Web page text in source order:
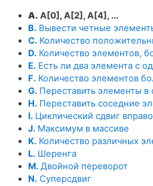
A. A[0], A[2], A[4], ...
B. Вывести четные
C. Количество
D. Количество элементов,
E. Есть ли два элемента с
F. Количество элементов
G. Переставить элементы в
H. Переставить соседние
I. Циклический сдвиг вправо
J. Максимум в массиве
K. Количество различных
L. Шеренга
M. Двойной переворот
N. Суперсдвиг